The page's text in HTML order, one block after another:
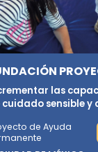
las
cuidado sensible y
de
de Ayuda